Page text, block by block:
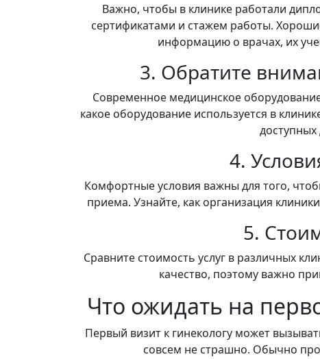
Важно, чтобы в клинике работали
сертификатами и стажем работы.
информацию о врачах, их
3. Обратите
Современное медицинское
какое оборудование используется в
доступных
4.
Комфортные условия важны для того,
приема. Узнайте, как организация
5.
Сравните стоимость услуг в различных
качество, поэтому важно
Что ожидать на
Первый визит к гинекологу может
совсем не страшно. Обычно